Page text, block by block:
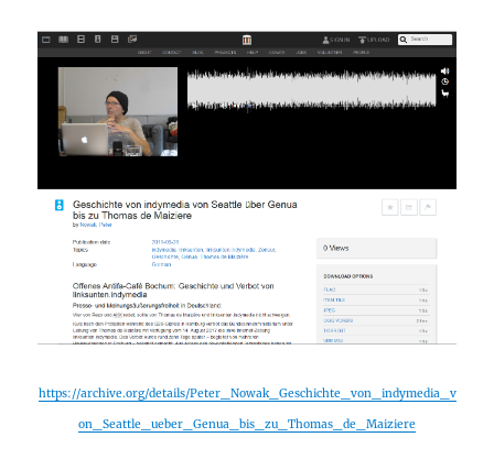
https://archive.org/details/Peter_Nowak_Geschichte_von_indymedia_v
on_Seattle_ueber_Genua_bis_zu_Thomas_de_Maiziere